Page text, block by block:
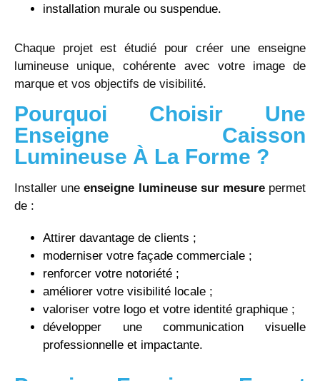
installation murale ou suspendue.
Chaque projet est étudié pour créer une enseigne
lumineuse unique, cohérente avec votre image de
marque et vos objectifs de visibilité.
Pourquoi Choisir Une
Enseigne Caisson
Lumineuse À La Forme ?
Installer uneenseigne lumineuse sur mesurepermet
de :
Attirer davantage de clients ;
moderniser votre façade commerciale ;
renforcer votre notoriété ;
améliorer votre visibilité locale ;
valoriser votre logo et votre identité graphique ;
développer une communication visuelle
professionnelle et impactante.